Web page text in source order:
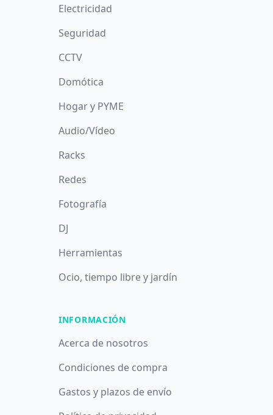
Electricidad
Seguridad
CCTV
Domótica
Hogar y PYME
Audio/Vídeo
Racks
Redes
Fotografía
DJ
Herramientas
Ocio, tiempo libre y jardín
INFORMACIÓN
Acerca de nosotros
Condiciones de compra
Gastos y plazos de envío